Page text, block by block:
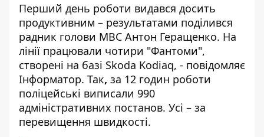
Перший день роботи видався досить
продуктивним – результатами поділився
радник голови МВС Антон Геращенко. На
лінії працювали чотири "Фантоми",
створені на базі Skoda Kodiaq, - повідомляє
Інформатор. Так, за 12 годин роботи
поліцейські виписали 990
адміністративних постанов. Усі – за
перевищення швидкості.